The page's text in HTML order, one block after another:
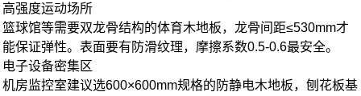
高强度运动场所
篮球馆等需要双龙骨结构的体育木地板，龙骨间距≤530mm才
能保证弹性。表面要有防滑纹理，摩擦系数0.5-0.6最安全。
电子设备密集区
机房监控室建议选600×600mm规格的 防静电木地板，刨花板基